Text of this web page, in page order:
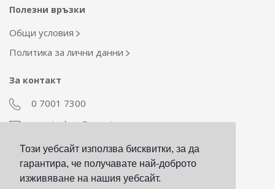
Този уебсайт използва бисквитки, за да
гарантира, че получавате най-доброто
изживяване на нашия уебсайт.
Полезни връзки
Общи условия
Политика за лични данни
За контакт
0 7001 7300
econt_shop@econt.com
Екип Материални ресурси
otdel_mr@econt.com